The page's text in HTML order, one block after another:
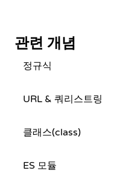
관련 개념
정규식
URL & 쿼리스트링
클래스(class)
ES 모듈